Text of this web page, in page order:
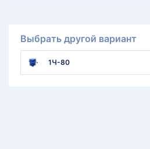
Выбрать другой вариант
1Ч-80